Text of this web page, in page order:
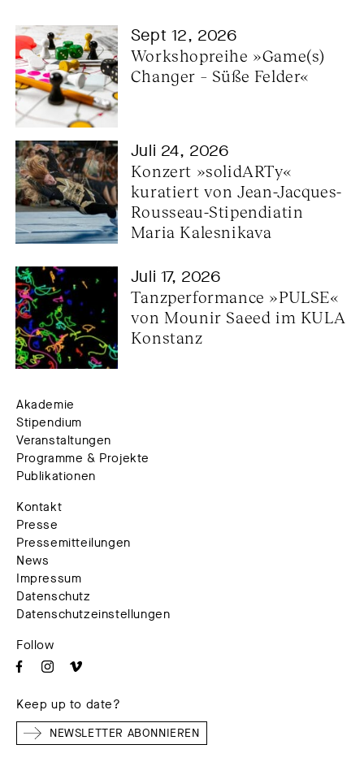
Sept 12, 2026
Workshopreihe »Game(s)
Changer – Süße Felder«
Juli 24, 2026
Konzert »solidARTy«
kuratiert von Jean-Jacques-
Rousseau-Stipendiatin
Maria Kalesnikava
Juli 17, 2026
Tanzperformance »PULSE«
von Mounir Saeed im KULA
Konstanz
Akademie
Stipendium
Veranstaltungen
Programme & Projekte
Publikationen
Kontakt
Presse
Pressemitteilungen
News
Impressum
Datenschutz
Datenschutzeinstellungen
Follow
Keep up to date?
NEWSLETTER ABONNIEREN